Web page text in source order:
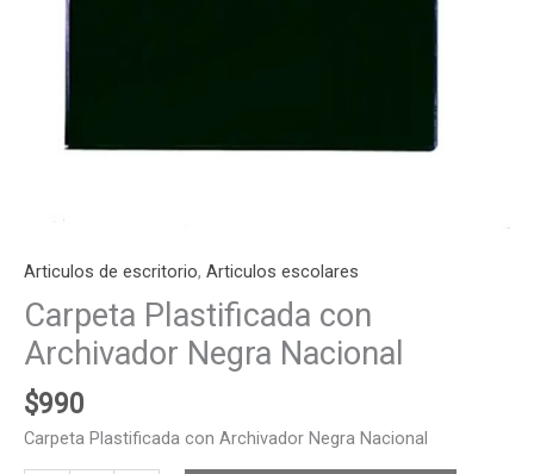
Articulos de escritorio, Articulos escolares
Carpeta Plastificada con
Archivador Negra Nacional
$990
Carpeta Plastificada con Archivador Negra Nacional